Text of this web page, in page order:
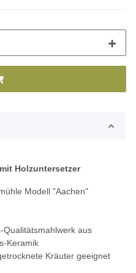
Holzuntersetzer
Modell "Aachen"
Qualitätsmahlwerk aus
Keramik
Kräuter geeignet